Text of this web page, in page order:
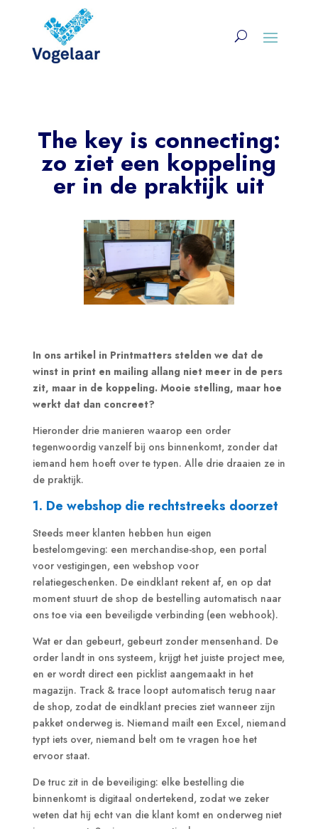
The key is connecting:
zo ziet een koppeling
er in de praktijk uit
In ons artikel in Printmatters stelden we dat de
winst in print en mailing allang niet meer in de pers
zit, maar in de koppeling. Mooie stelling, maar hoe
werkt dat dan concreet?
Hieronder drie manieren waarop een order
tegenwoordig vanzelf bij ons binnenkomt, zonder dat
iemand hem hoeft over te typen. Alle drie draaien ze in
de praktijk.
1. De webshop die rechtstreeks doorzet
Steeds meer klanten hebben hun eigen
bestelomgeving: een merchandise-shop, een portal
voor vestigingen, een webshop voor
relatiegeschenken. De eindklant rekent af, en op dat
moment stuurt de shop de bestelling automatisch naar
ons toe via een beveiligde verbinding (een webhook).
Wat er dan gebeurt, gebeurt zonder mensenhand. De
order landt in ons systeem, krijgt het juiste project mee,
en er wordt direct een picklist aangemaakt in het
magazijn. Track & trace loopt automatisch terug naar
de shop, zodat de eindklant precies ziet wanneer zijn
pakket onderweg is. Niemand mailt een Excel, niemand
typt iets over, niemand belt om te vragen hoe het
ervoor staat.
De truc zit in de beveiliging: elke bestelling die
binnenkomt is digitaal ondertekend, zodat we zeker
weten dat hij echt van die klant komt en onderweg niet